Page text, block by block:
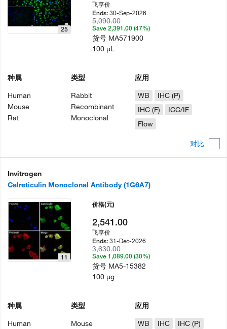
对比
25
种属
Human
Mouse
Rat
类型
Rabbit
Recombinant
Monoclonal
应用
WB
IHC (P)
IHC (F)
ICC/IF
Flow
飞享价
Ends:30-Sep-2026
5,090.00
Save 2,391.00 (47%)
货号 MA571900
100 µL
Invitrogen
Calreticulin Monoclonal Antibody (1G6A7)
11
种属
Human
类型
Mouse
应用
WB
IHC
IHC (P)
价格(元)
2,541.00
飞享价
Ends:31-Dec-2026
3,630.00
Save 1,089.00 (30%)
货号 MA5-15382
100 µg